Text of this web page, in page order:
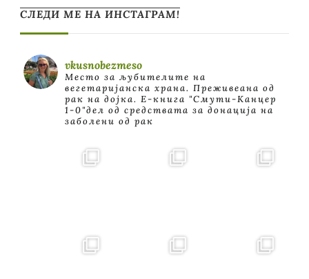
СЛЕДИ МЕ НА ИНСТАГРАМ!
vkusnobezmeso
Место за љубителите на
вегетаријанска храна. Преживеана од
рак на дојка. E-книга "Смути-Канцер
1-0"дел од средствата за донација на
заболени од рак